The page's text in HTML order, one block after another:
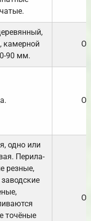
камерной
90 мм.
одно или
Перила-
резные,
точёные